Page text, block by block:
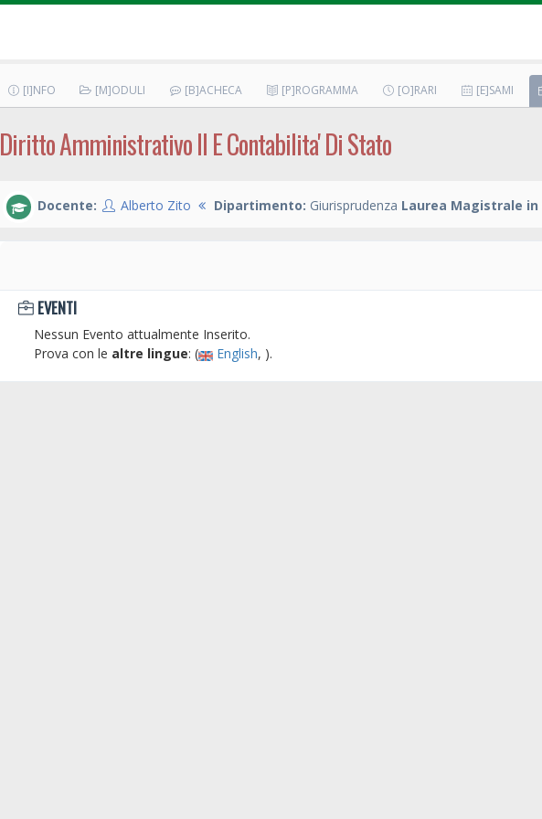
[I]NFO [M]ODULI [B]ACHECA [P]ROGRAMMA [O]RARI [E]SAMI
Diritto Amministrativo II E Contabilita' Di Stato
Docente: Alberto Zito Dipartimento: Giurisprudenza Laurea Magistrale in
EVENTI
Nessun Evento attualmente Inserito.
Prova con le altre lingue: ( English, ).